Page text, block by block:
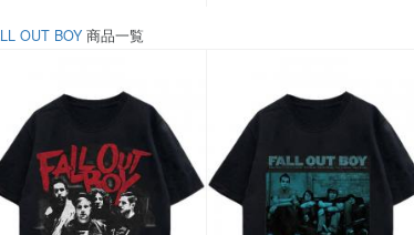
OUT BOY 商品一覧